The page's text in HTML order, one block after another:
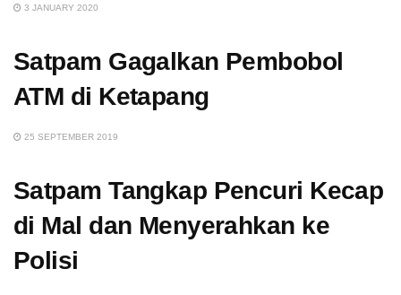
3 JANUARY 2020
Satpam Gagalkan Pembobol
ATM di Ketapang
25 SEPTEMBER 2019
Satpam Tangkap Pencuri Kecap
di Mal dan Menyerahkan ke
Polisi